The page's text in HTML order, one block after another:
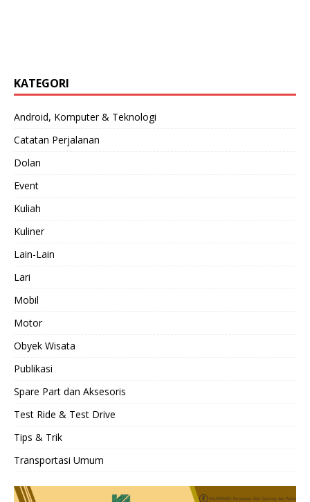
KATEGORI
Android, Komputer & Teknologi
Catatan Perjalanan
Dolan
Event
Kuliah
Kuliner
Lain-Lain
Lari
Mobil
Motor
Obyek Wisata
Publikasi
Spare Part dan Aksesoris
Test Ride & Test Drive
Tips & Trik
Transportasi Umum